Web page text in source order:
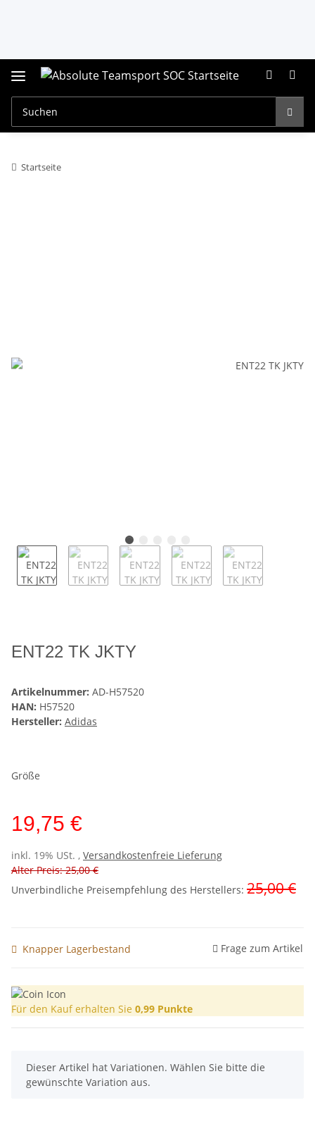
Startseite
ENT22 TK JKTY
Artikelnummer: AD-H57520
HAN: H57520
Hersteller: Adidas
Größe
19,75 €
inkl. 19% USt. , Versandkostenfreie Lieferung
Alter Preis: 25,00 €
Unverbindliche Preisempfehlung des Herstellers: 25,00 €
Knapper Lagerbestand Frage zum Artikel
Für den Kauf erhalten Sie 0,99 Punkte
x
Dieser Artikel hat Variationen. Wählen Sie bitte die
gewünschte Variation aus.